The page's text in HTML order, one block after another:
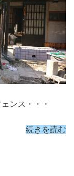
ンス・・・
続きを読む